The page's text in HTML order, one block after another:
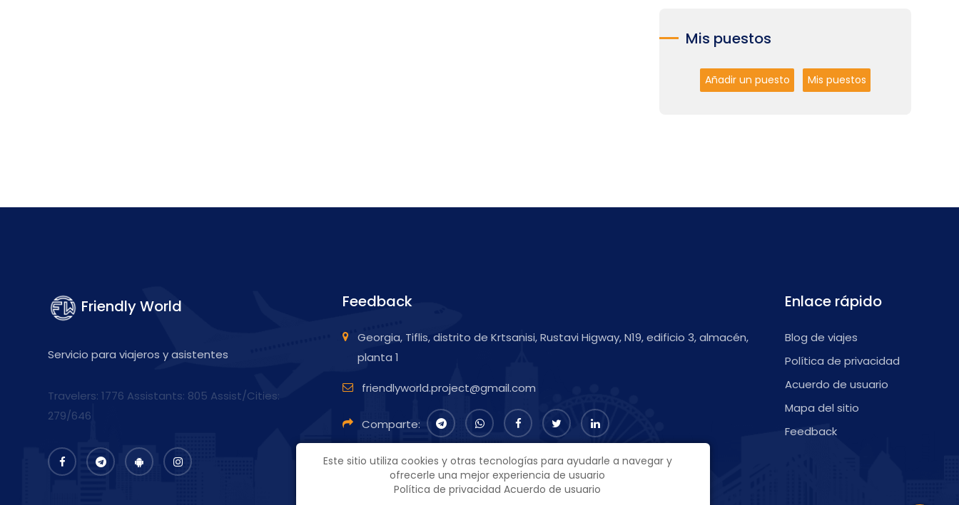
Mis puestos
Añadir un puesto Mis puestos
Friendly World
Servicio para viajeros y asistentes
Travelers: 1776 Assistants: 805 Assist/Cities:
279/646
Feedback
Georgia, Tiflis, distrito de Krtsanisi, Rustavi Higway, N19, edificio 3, almacén,
planta 1
friendlyworld.project@gmail.com
Comparte:
Enlace rápido
Blog de viajes
Política de privacidad
Acuerdo de usuario
Mapa del sitio
Feedback
Este sitio utiliza cookies y otras tecnologías para ayudarle a navegar y
ofrecerle una mejor experiencia de usuario
Política de privacidad Acuerdo de usuario